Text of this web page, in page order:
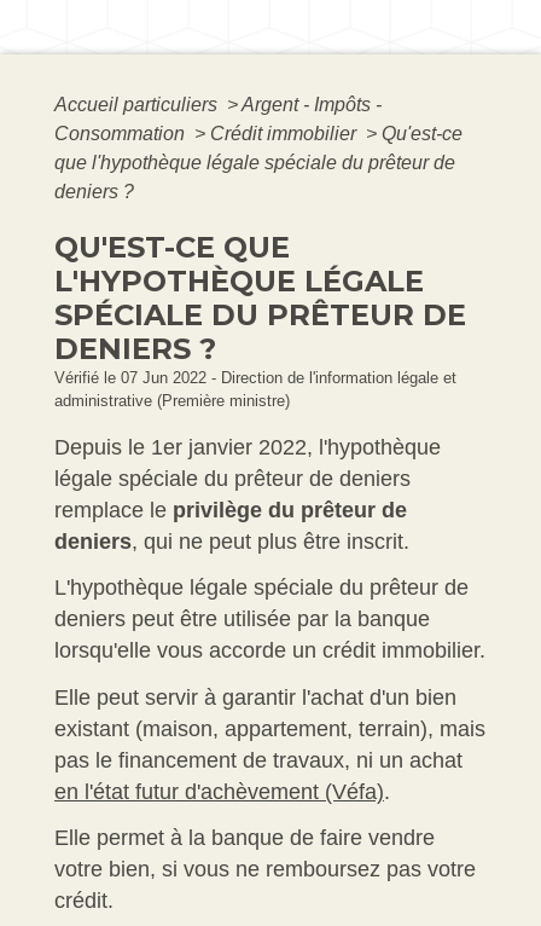
Accueil particuliers >Argent - Impôts -
Consommation > Crédit immobilier > Qu'est-ce
que l'hypothèque légale spéciale du prêteur de
deniers ?
QU'EST-CE QUE
L'HYPOTHÈQUE LÉGALE
SPÉCIALE DU PRÊTEUR DE
DENIERS ?
Vérifié le 07 Jun 2022 - Direction de l'information légale et
administrative (Première ministre)
Depuis le 1er janvier 2022, l'hypothèque
légale spéciale du prêteur de deniers
remplace le privilège du prêteur de
deniers, qui ne peut plus être inscrit.
L'hypothèque légale spéciale du prêteur de
deniers peut être utilisée par la banque
lorsqu'elle vous accorde un crédit immobilier.
Elle peut servir à garantir l'achat d'un bien
existant (maison, appartement, terrain), mais
pas le financement de travaux, ni un achat
en l'état futur d'achèvement (Véfa).
Elle permet à la banque de faire vendre
votre bien, si vous ne remboursez pas votre
crédit.